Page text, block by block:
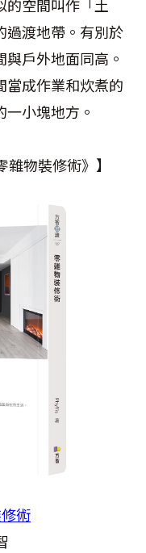
的空間叫作「土
過渡地帶。有別於
戶外地面同高。
當成作業和炊煮的
小塊地方。
雜物裝修術》】
術